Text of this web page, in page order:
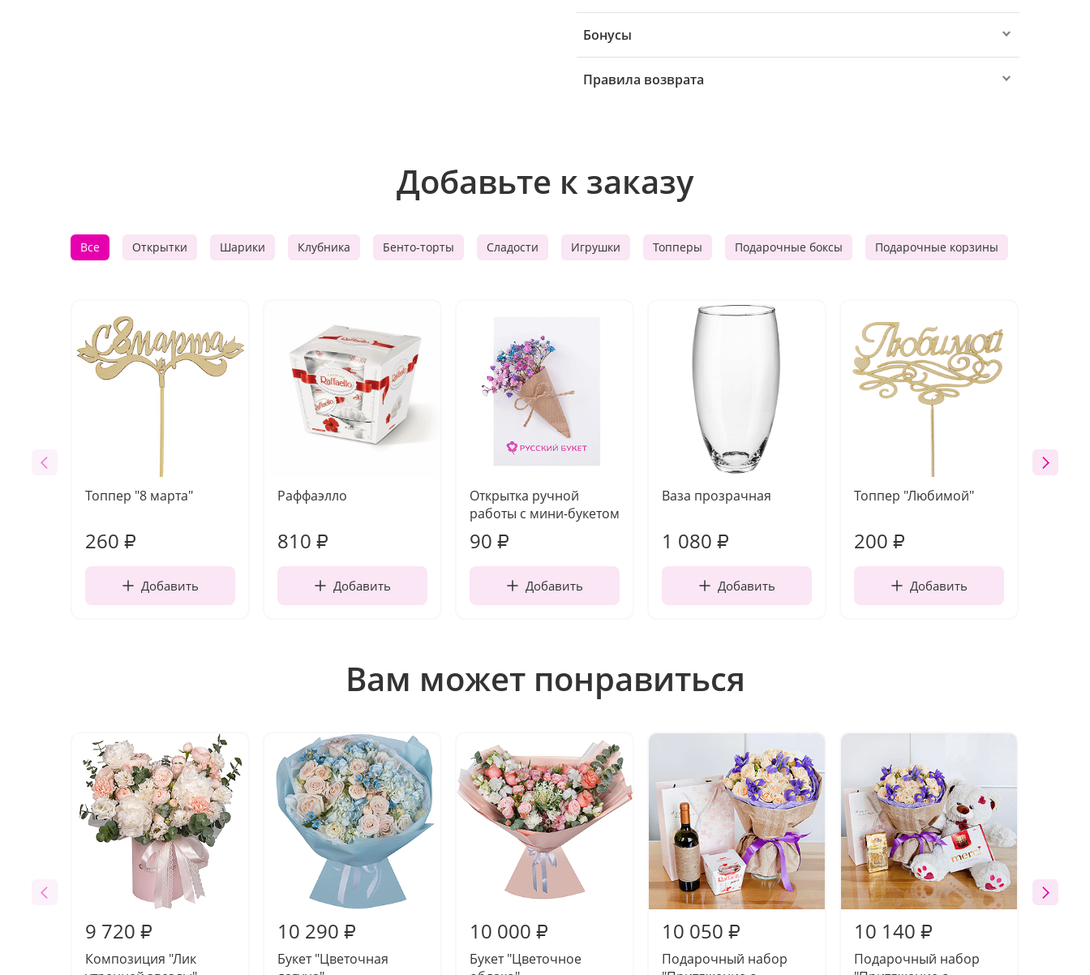
Бонусы
Правила возврата
Добавьте к заказу
Все Открытки Шарики Клубника Бенто-торты Сладости Игрушки Топперы Подарочные боксы Подарочные корзины
Топпер "8 марта"
260 ₽
Добавить
Раффаэлло
810 ₽
Добавить
Открытка ручной
работы с мини-букетом
90 ₽
Добавить
Ваза прозрачная
1 080 ₽
Добавить
Топпер "Любимой"
200 ₽
Добавить
Вам может понравиться
9 720 ₽
Композиция "Лик
10 290 ₽
Букет "Цветочная
10 000 ₽
Букет "Цветочное
10 050 ₽
Подарочный набор
10 140 ₽
Подарочный набор